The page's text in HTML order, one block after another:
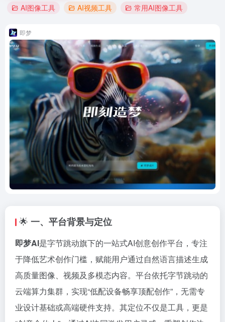
AI图像工具 AI视频工具 常用AI图像工具
即梦
🌟 一、平台背景与定位
即梦AI是字节跳动旗下的一站式AI创意创作平台，专注
于降低艺术创作门槛，赋能用户通过自然语言描述生成
高质量图像、视频及多模态内容。平台依托字节跳动的
云端算力集群，实现“低配设备畅享顶配创作”，无需专
业设计基础或高端硬件支持。其定位不仅是工具，更是